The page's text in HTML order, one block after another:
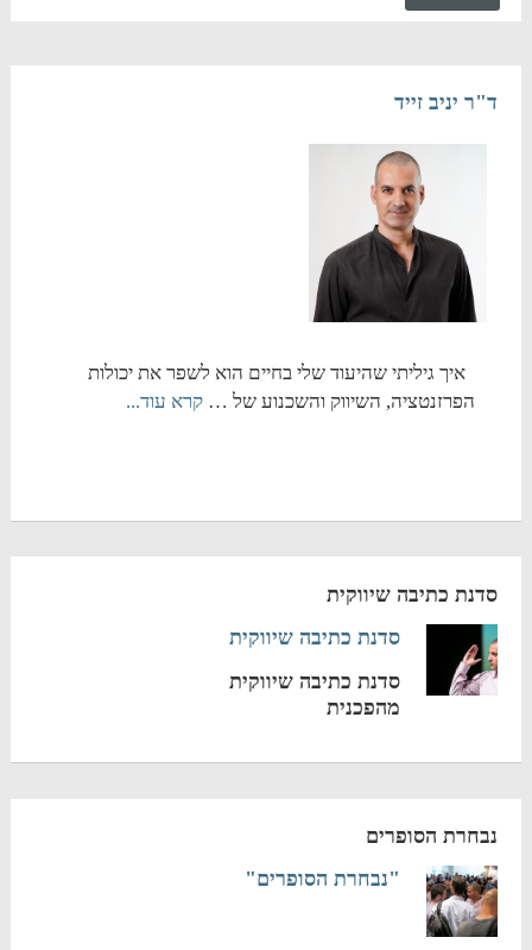
ד"ר יניב זייד
איך גיליתי שהיעוד שלי בחיים הוא לשפר את יכולות
הפרזנטציה, השיווק והשכנוע של … קרא עוד...
סדנת כתיבה שיווקית
סדנת כתיבה שיווקית
סדנת כתיבה שיווקית
מהפכנית
נבחרת הסופרים
"נבחרת הסופרים"